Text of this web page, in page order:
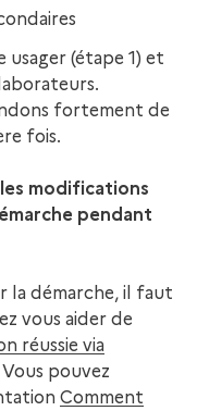
(étape 1) et
fortement de
fois.
modifications
pendant
la démarche, il faut
vous aider de
réussie via
Vous pouvez
Comment